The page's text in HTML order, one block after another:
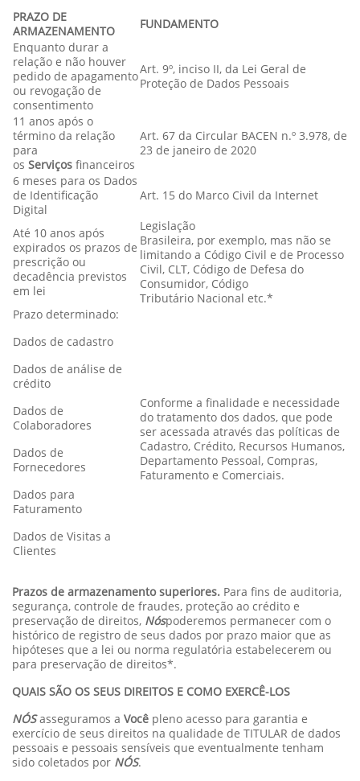
PRAZO DE
ARMAZENAMENTO
FUNDAMENTO
Enquanto durar a
relação e não houver
pedido de apagamento
ou revogação de
consentimento
Art. 9º, inciso II, da Lei Geral de
Proteção de Dados Pessoais
11 anos após o
término da relação
para
os Serviços financeiros
Art. 67 da Circular BACEN n.º 3.978, de
23 de janeiro de 2020
6 meses para os Dados
de Identificação
Digital
Art. 15 do Marco Civil da Internet
Até 10 anos após
expirados os prazos de
prescrição ou
decadência previstos
em lei
Legislação
Brasileira, por exemplo, mas não se
limitando a Código Civil e de Processo
Civil, CLT, Código de Defesa do
Consumidor, Código
Tributário Nacional etc.*
Prazo determinado:
Dados de cadastro
Dados de análise de
crédito
Dados de
Colaboradores
Dados de
Fornecedores
Dados para
Faturamento
Dados de Visitas a
Clientes
Conforme a finalidade e necessidade
do tratamento dos dados, que pode
ser acessada através das políticas de
Cadastro, Crédito, Recursos Humanos,
Departamento Pessoal, Compras,
Faturamento e Comerciais.
Prazos de armazenamento superiores. Para fins de auditoria,
segurança, controle de fraudes, proteção ao crédito e
preservação de direitos, Nóspoderemos permanecer com o
histórico de registro de seus dados por prazo maior que as
hipóteses que a lei ou norma regulatória estabelecerem ou
para preservação de direitos*.
QUAIS SÃO OS SEUS DIREITOS E COMO EXERCÊ-LOS
NÓSasseguramos a Você pleno acesso para garantia e
exercício de seus direitos na qualidade de TITULAR de dados
pessoais e pessoais sensíveis que eventualmente tenham
sido coletados por NÓS.